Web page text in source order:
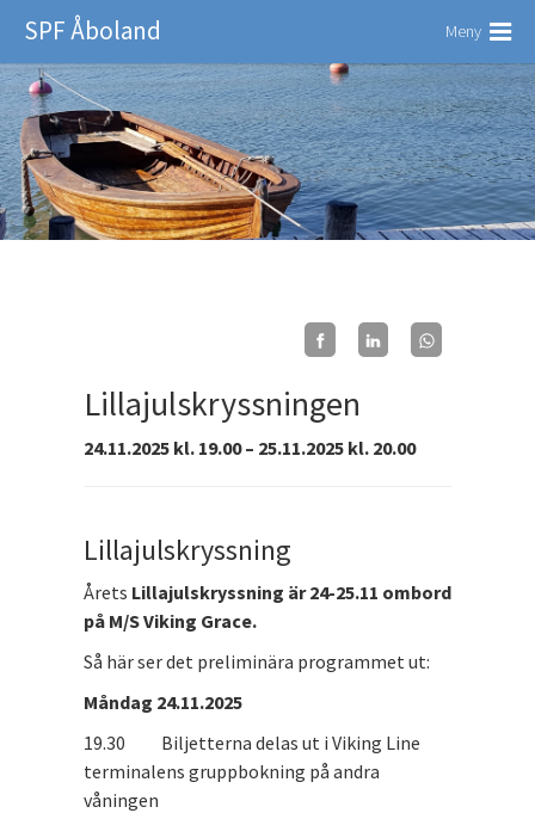
SPF Åboland Meny
Lillajulskryssningen
24.11.2025 kl. 19.00 – 25.11.2025 kl. 20.00
Lillajulskryssning
Årets Lillajulskryssning är 24-25.11 ombord
på M/S Viking Grace.
Så här ser det preliminära programmet ut:
Måndag 24.11.2025
19.30 Biljetterna delas ut i Viking Line
terminalens gruppbokning på andra
våningen